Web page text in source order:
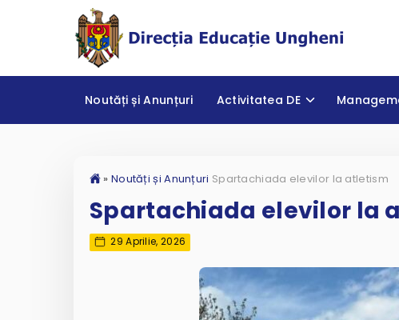
Noutăți și Anunțuri Activitatea DE
» Noutăți și Anunțuri Spartachiada elevilor la atletism
Spartachiada elevilor la
29 Aprilie, 2026